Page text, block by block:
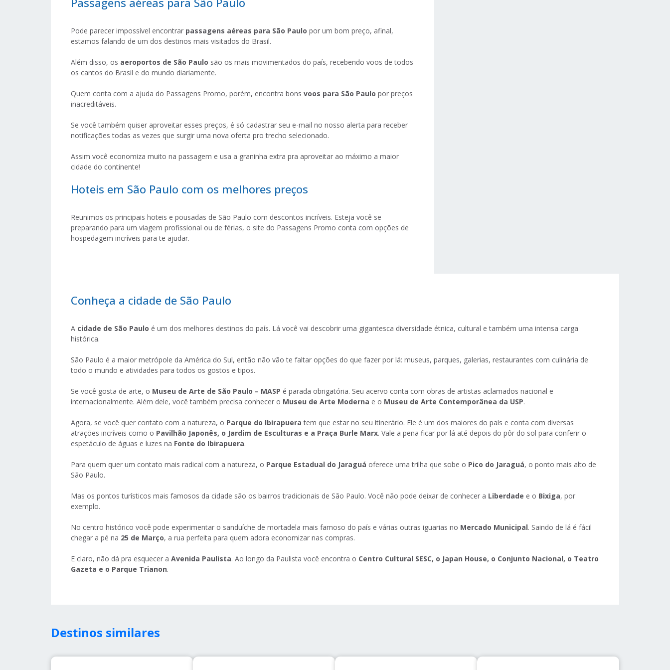
Pode parecer impossível encontrar passagens aéreas para São Paulo por um bom preço, afinal,
estamos falando de um dos destinos mais visitados do Brasil.
Além disso, os aeroportos de São Paulo são os mais movimentados do país, recebendo voos de todos
os cantos do Brasil e do mundo diariamente.
Quem conta com a ajuda do Passagens Promo, porém, encontra bons voos para São Paulo por preços
inacreditáveis.
Se você também quiser aproveitar esses preços, é só cadastrar seu e-mail no nosso alerta para receber
notificações todas as vezes que surgir uma nova oferta pro trecho selecionado.
Assim você economiza muito na passagem e usa a graninha extra pra aproveitar ao máximo a maior
cidade do continente!
Hoteis em São Paulo com os melhores preços
Reunimos os principais hoteis e pousadas de São Paulo com descontos incríveis. Esteja você se
preparando para um viagem profissional ou de férias, o site do Passagens Promo conta com opções de
hospedagem incríveis para te ajudar.
Conheça a cidade de São Paulo
A cidade de São Paulo é um dos melhores destinos do país. Lá você vai descobrir uma gigantesca diversidade étnica, cultural e também uma intensa carga
histórica.
São Paulo é a maior metrópole da América do Sul, então não vão te faltar opções do que fazer por lá: museus, parques, galerias, restaurantes com culinária de
todo o mundo e atividades para todos os gostos e tipos.
Se você gosta de arte, o Museu de Arte de São Paulo – MASP é parada obrigatória. Seu acervo conta com obras de artistas aclamados nacional e
internacionalmente. Além dele, você também precisa conhecer o Museu de Arte Moderna e o Museu de Arte Contemporânea da USP.
Agora, se você quer contato com a natureza, o Parque do Ibirapuera tem que estar no seu itinerário. Ele é um dos maiores do país e conta com diversas
atrações incríveis como o Pavilhão Japonês, o Jardim de Esculturas e a Praça Burle Marx. Vale a pena ficar por lá até depois do pôr do sol para conferir o
espetáculo de águas e luzes na Fonte do Ibirapuera.
Para quem quer um contato mais radical com a natureza, o Parque Estadual do Jaraguá oferece uma trilha que sobe o Pico do Jaraguá, o ponto mais alto de
São Paulo.
Mas os pontos turísticos mais famosos da cidade são os bairros tradicionais de São Paulo. Você não pode deixar de conhecer a Liberdade e o Bixiga, por
exemplo.
No centro histórico você pode experimentar o sanduíche de mortadela mais famoso do país e várias outras iguarias no Mercado Municipal. Saindo de lá é fácil
chegar a pé na 25 de Março, a rua perfeita para quem adora economizar nas compras.
E claro, não dá pra esquecer a Avenida Paulista. Ao longo da Paulista você encontra o Centro Cultural SESC, o Japan House, o Conjunto Nacional, o Teatro
Gazeta e o Parque Trianon.
Destinos similares